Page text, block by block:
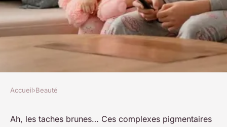
Comment atténuer les taches
Accueil›Beauté
Ah, les taches brunes… Ces complexes pigmentaires